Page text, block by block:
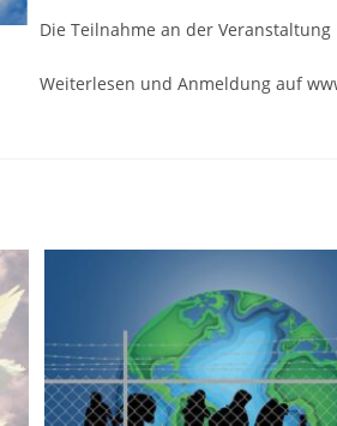
Die Teilnahme an der Veranstaltung
Weiterlesen und Anmeldung auf